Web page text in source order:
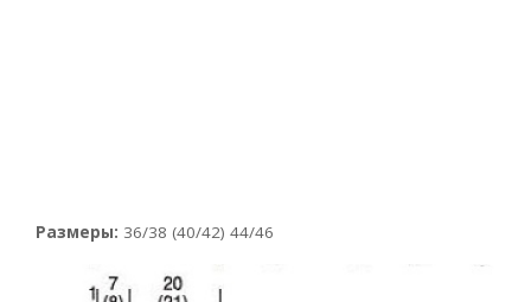
Размеры: 36/38 (40/42) 44/46